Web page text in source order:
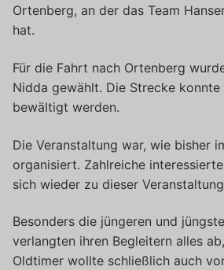
Ortenberg, an der das Team
hat.
Für die Fahrt nach Ortenberg
Nidda gewählt. Die Strecke konnte
bewältigt werden.
Die Veranstaltung war, wie bisher
organisiert. Zahlreiche
sich wieder zu dieser
Besonders die jüngeren und
verlangten ihren Begleitern alles
Oldtimer wollte schließlich auch